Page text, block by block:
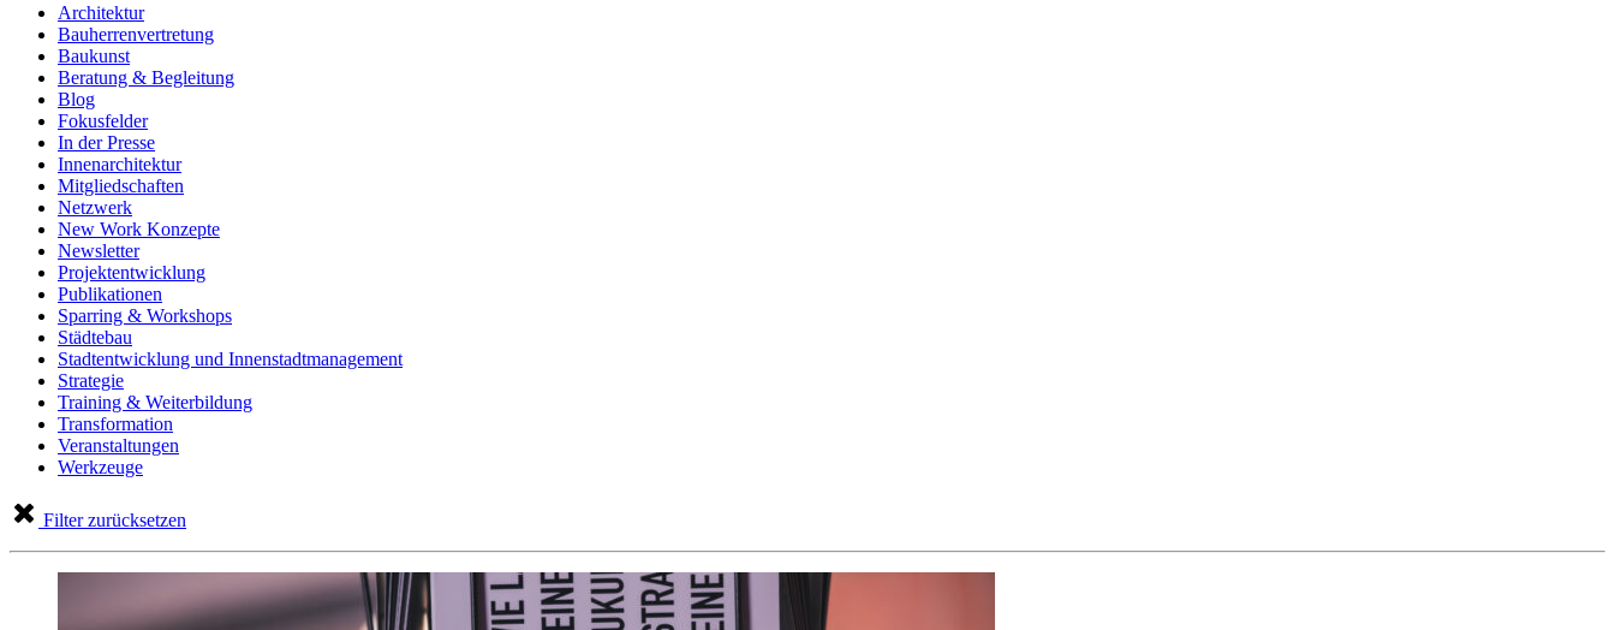
Architektur
Bauherrenvertretung
Baukunst
Beratung & Begleitung
Blog
Fokusfelder
In der Presse
Innenarchitektur
Mitgliedschaften
Netzwerk
New Work Konzepte
Newsletter
Projektentwicklung
Publikationen
Sparring & Workshops
Städtebau
Stadtentwicklung und Innenstadtmanagement
Strategie
Training & Weiterbildung
Transformation
Veranstaltungen
Werkzeuge
Filter zurücksetzen